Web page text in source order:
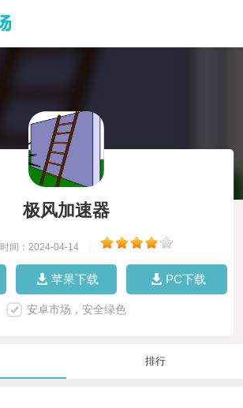
极风加速器
时间：2024-04-14
苹果下载 PC下载
安卓市场，安全绿色
排行